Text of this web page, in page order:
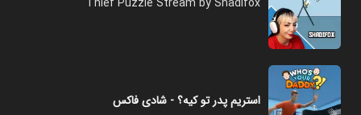
استریم پدر تو کیه؟ - شادی فاکس